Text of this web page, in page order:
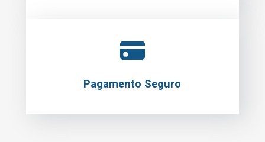
Pagamento Seguro